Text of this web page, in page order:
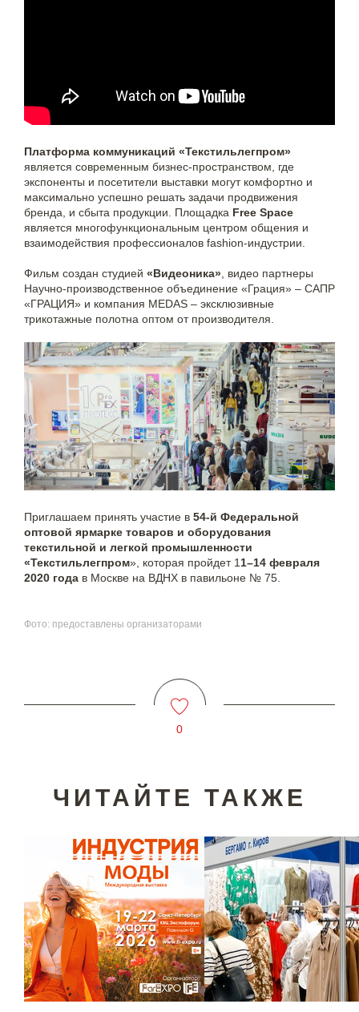
Платформа коммуникаций «Текстильлегпром»
является современным бизнес-пространством, где
экспоненты и посетители выставки могут комфортно и
максимально успешно решать задачи продвижения
бренда, и сбыта продукции. Площадка Free Space
является многофункциональным центром общения и
взаимодействия профессионалов fashion-индустрии.
Фильм создан студией «Видеоника» , видео партнеры
Научно-производственное объединение «Грация» – САПР
«ГРАЦИЯ» и компания MEDAS – эксклюзивные
трикотажные полотна оптом от производителя.
Приглашаем принять участие в 54-й Федеральной
оптовой ярмарке товаров и оборудования
текстильной и легкой промышленности
«Текстильлегпром», которая пройдет 1 1–14 февраля
2020 года в Москве на ВДНХ в павильоне № 75.
Фото: предоставлены организаторами
0
ЧИТАЙТЕ ТАКЖЕ